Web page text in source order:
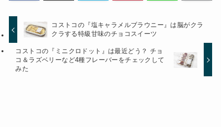
コストコの『塩キャラメルブラウニー』は脳がクラ
クラする特級甘味のチョコスイーツ
コストコの『ミニクロドット』は最近どう？ チョ
コ＆ラズベリーなど4種フレーバーをチェックして
みた